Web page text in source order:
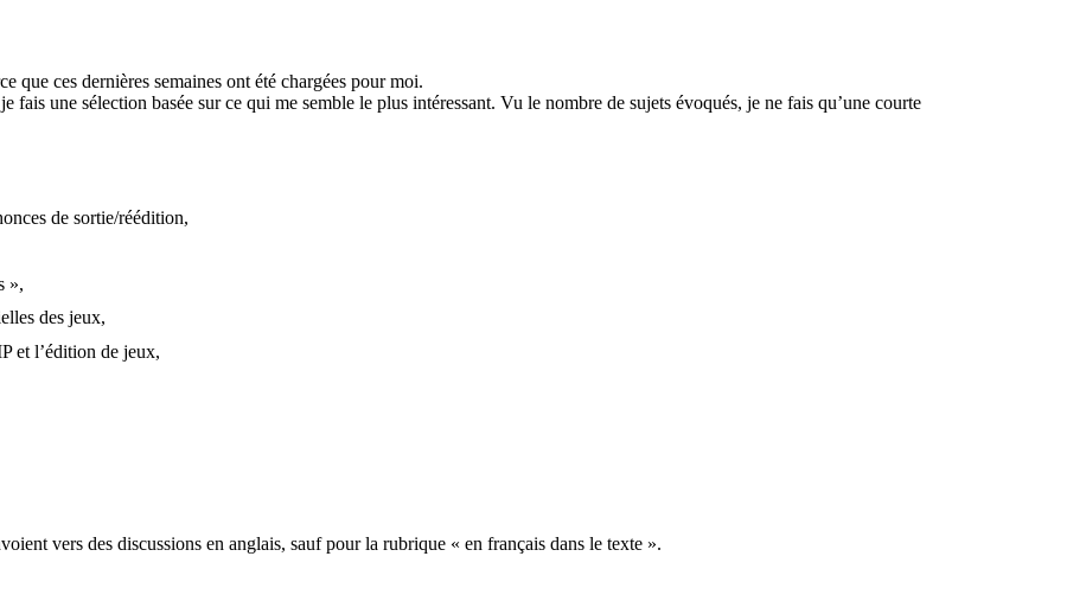
que ces dernières semaines ont été chargées pour moi.
fais une sélection basée sur ce qui me semble le plus intéressant. Vu le nombre de sujets évoqués, je ne fais qu’une courte
de sortie/réédition,
»,
des jeux,
et l’édition de jeux,
vers des discussions en anglais, sauf pour la rubrique « en français dans le texte ».